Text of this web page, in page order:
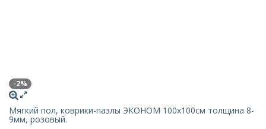
-2%
Мягкий пол, коврики-пазлы ЭКОНОМ 100х100см толщина 8-
9мм, розовый.